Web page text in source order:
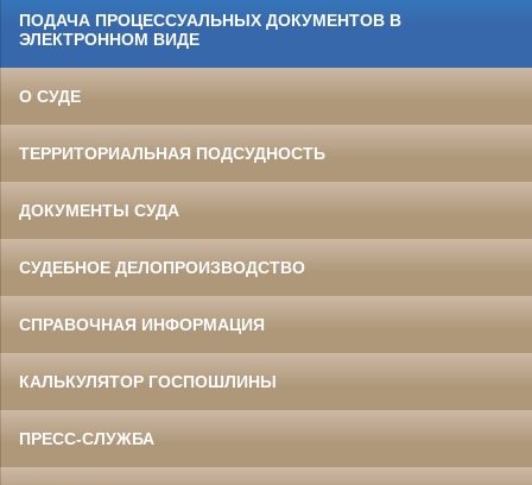
ПОДАЧА ПРОЦЕССУАЛЬНЫХ ДОКУМЕНТОВ В
ЭЛЕКТРОННОМ ВИДЕ
О СУДЕ
ТЕРРИТОРИАЛЬНАЯ ПОДСУДНОСТЬ
ДОКУМЕНТЫ СУДА
СУДЕБНОЕ ДЕЛОПРОИЗВОДСТВО
СПРАВОЧНАЯ ИНФОРМАЦИЯ
КАЛЬКУЛЯТОР ГОСПОШЛИНЫ
ПРЕСС-СЛУЖБА